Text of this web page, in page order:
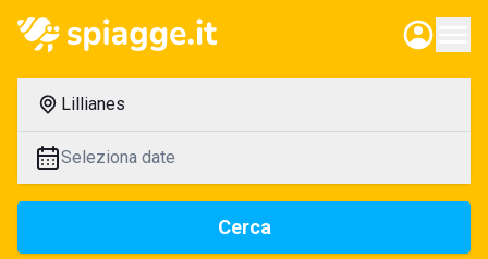
Lillianes
Seleziona date
Cerca